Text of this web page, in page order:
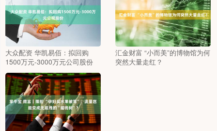
大众配资 华凯易佰：拟回购
1500万元-3000万元公司股份
汇金财富 “小而美”的博物馆为何
突然大量走红？